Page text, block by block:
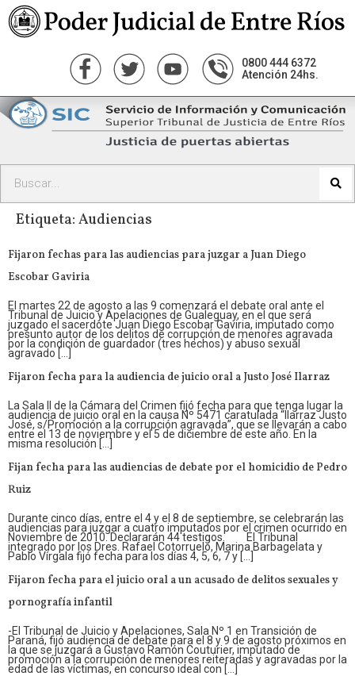
0800 444 6372
Atención 24hs.
Etiqueta: Audiencias
Fijaron fechas para las audiencias para juzgar a Juan Diego
Escobar Gaviria
El martes 22 de agosto a las 9 comenzará el debate oral ante el
Tribunal de Juicio y Apelaciones de Gualeguay, en el que será
juzgado el sacerdote Juan Diego Escobar Gaviria, imputado como
presunto autor de los delitos de corrupción de menores agravada
por la condición de guardador (tres hechos) y abuso sexual
agravado […]
Fijaron fecha para la audiencia de juicio oral a Justo José Ilarraz
La Sala II de la Cámara del Crimen fijó fecha para que tenga lugar la
audiencia de juicio oral en la causa Nº 5471 caratulada “Ilarraz Justo
José, s/Promoción a la corrupción agravada”, que se llevarán a cabo
entre el 13 de noviembre y el 5 de diciembre de este año. En la
misma resolución […]
Fijan fecha para las audiencias de debate por el homicidio de Pedro
Ruiz
Durante cinco días, entre el 4 y el 8 de septiembre, se celebrarán las
audiencias para juzgar a cuatro imputados por el crimen ocurrido en
Noviembre de 2010. Declararán 44 testigos. El Tribunal
integrado por los Dres. Rafael Cotorruelo, Marina Barbagelata y
Pablo Vírgala fijó fecha para los días 4, 5, 6, 7 y […]
Fijaron fecha para el juicio oral a un acusado de delitos sexuales y
pornografía infantil
-El Tribunal de Juicio y Apelaciones, Sala Nº 1 en Transición de
Paraná, fijó audiencia de debate para el 8 y 9 de agosto próximos en
la que se juzgará a Gustavo Ramón Couturier, imputado de
promoción a la corrupción de menores reiteradas y agravadas por la
edad de las víctimas, en concurso ideal con […]